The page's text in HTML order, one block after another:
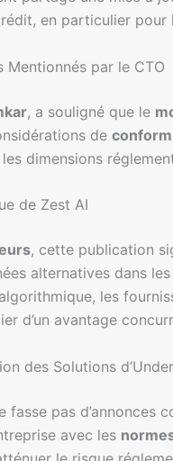
en particulier pour
Mentionnés par le CTO
, a souligné que le
de
dimensions
de Zest AI
, cette publication
alternatives dans
les
d’un avantage
des Solutions
fasse pas
avec les